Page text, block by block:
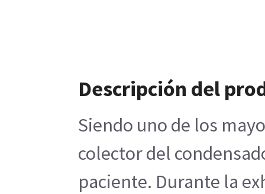
Descripción del
Siendo uno de los
colector del
paciente. Durante la